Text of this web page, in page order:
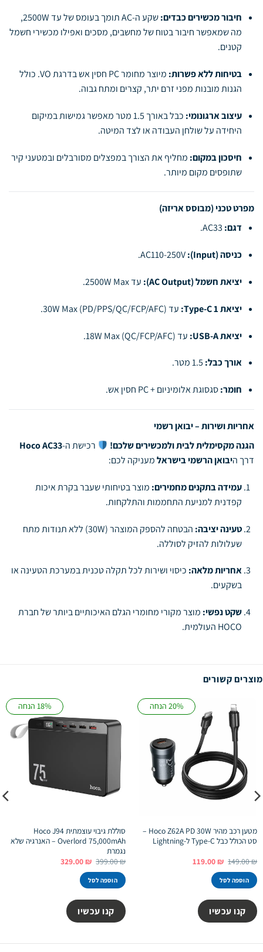
חיבור מכשירים כבדים:
שקע ה-AC תומך בעומס של עד 2500W,
מה שמאפשר חיבור בטוח של מחשבים, מסכים ואפילו מכשירי חשמל
קטנים.
בטיחות ללא פשרות:
מיוצר מחומר PC חסין אש בדרגת VO. כולל
הגנות מובנות מפני זרם יתר, קצרים ומתח גבוה.
עיצוב ארגונומי:
כבל באורך 1.5 מטר מאפשר גמישות במיקום
היחידה על שולחן העבודה או לצד המיטה.
חיסכון במקום: מחליף את הצורך במפצלים מסורבלים ובמטעני קיר
שתופסים מקום מיותר.
מפרט טכני (מבוסס אריזה)
דגם:
כניסה (Input):
יציאת חשמל (AC Output): עד 2500W Max.
יציאת Type-C 1: עד 30W Max (PD/PPS/QC/FCP/AFC).
יציאת USB-A: עד 18W Max (QC/FCP/AFC).
אורך כבל:
חומר:סגסוגת אלומיניום + PC חסין אש.
אחריות ושירות – יבואן רשמי
הגנה מקסימלית לבית ולמכשירים שלכם!
רכישת ה-Hoco AC33
דרך היבואן הרשמי בישראלמעניקה לכם:
עמידה בתקנים מחמירים: מוצר בטיחותי שעבר בקרת איכות
קפדנית למניעת התחממות והתלקחות.
טעינה יציבה:
הבטחה להספק המוצהר (30W) ללא תנודות מתח
שעלולות להזיק לסוללה.
אחריות מלאה: כיסוי ושירות לכל תקלה טכנית במערכת הטעינה או
בשקעים.
שקט נפשי: מוצר מקורי מחומרי הגלם האיכותיים ביותר של חברת
HOCO העולמית.
מוצרים קשורים
20% הנחה
מטען רכב מהיר Hoco Z62A PD 30W –
סט הכולל כבל Type-C ל-Lightning
149.00₪ המחיר
היה:
149.00 ₪.
119.00₪ המחיר
הוספה לסל
קנו עכשיו
18% הנחה
סוללת גיבוי עוצמתית Hoco J94
Overlord 75,000mAh – האנרגיה שלא
נגמרת
399.00₪ המחיר
היה:
399.00 ₪.
329.00₪ המחיר
הוספה לסל
קנו עכשיו